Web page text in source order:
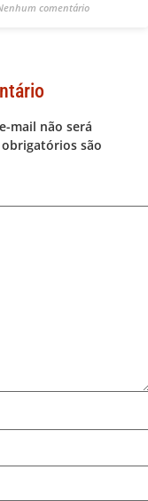
comentário
mail não será
obrigatórios são